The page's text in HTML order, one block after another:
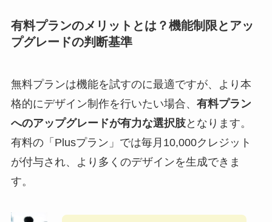
有料プランのメリットとは？機能制限とアッ
プグレードの判断基準
無料プランは機能を試すのに最適ですが、より本
格的にデザイン制作を行いたい場合、 有料プラン
へのアップグレードが有力な選択肢となります。
有料の「Plusプラン」では毎月10,000クレジット
が付与され、より多くのデザインを生成できま
す。